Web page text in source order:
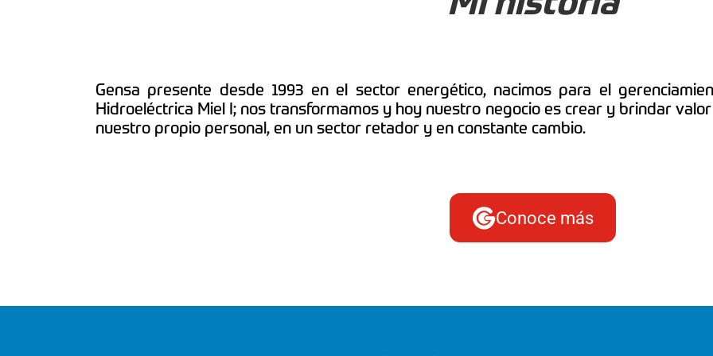
Gensa presente desde 1993 en el sector energético, nacimos para el
Hidroeléctrica Miel I; nos transformamos y hoy nuestro negocio es crear y brindar
nuestro propio personal, en un sector retador y en constante cambio.
Conoce más